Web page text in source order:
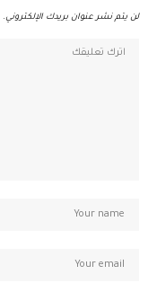
لن يتم نشر عنوان بريدك الإلكتروني.